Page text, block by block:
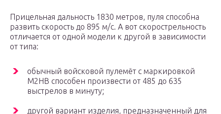
Прицельная дальность 1830 метров, пуля способна
развить скорость до 895 м/с. А вот скорострельность
отличается от одной модели к другой в зависимости
от типа:
обычный войсковой пулемёт с маркировкой
M2HB способен произвести от 485 до 635
выстрелов в минуту;
другой вариант изделия, предназначенный для